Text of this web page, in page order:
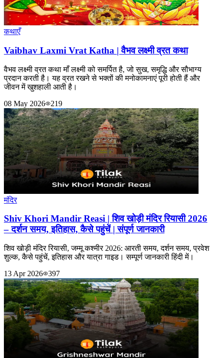
कथाएँ
Vaibhav Laxmi Vrat Katha | वैभव लक्ष्मी व्रत कथा
वैभव लक्ष्मी व्रत कथा माँ लक्ष्मी को समर्पित है, जो सुख, समृद्धि और सौभाग्य
प्रदान करती है। यह व्रत रखने से भक्तों की मनोकामनाएं पूरी होती हैं और
जीवन में खुशहाली आती है।
08 May 2026
219
मंदिर
Shiv Khori Mandir Reasi | शिव खोड़ी मंदिर रियासी 2026
– दर्शन समय, इतिहास, कैसे पहुंचें | संपूर्ण जानकारी
शिव खोड़ी मंदिर रियासी, जम्मू कश्मीर 2026: आरती समय, दर्शन समय, प्रवेश
शुल्क, कैसे पहुंचें, इतिहास और यात्रा गाइड। सम्पूर्ण जानकारी हिंदी में।
13 Apr 2026
397